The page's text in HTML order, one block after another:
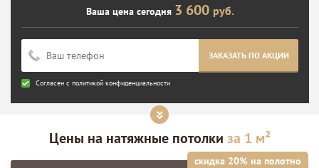
Ваша цена сегодня 3 600 руб.
ЗАКАЗАТЬ ПО АКЦИИ
Согласен с политикой конфиденциальности
Цены на натяжные потолки за 1 м²
скидка 20% на полотно